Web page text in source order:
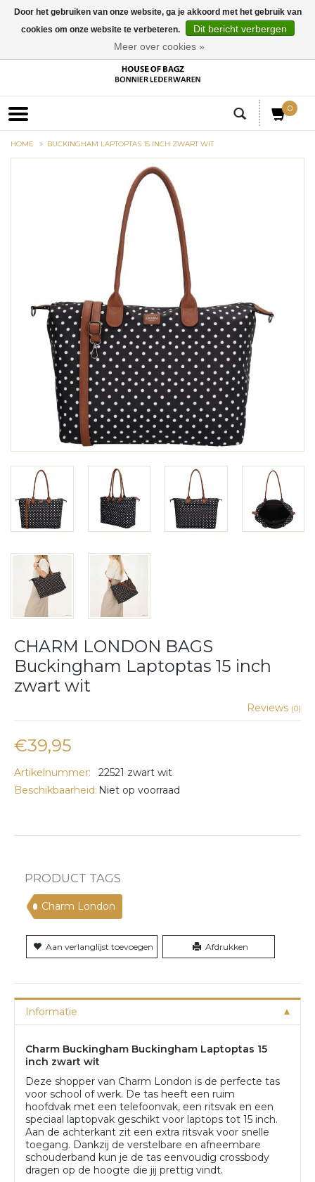
0
HOME BUCKINGHAM LAPTOPTAS 15 INCH ZWART WIT
CHARM LONDON BAGS
Buckingham Laptoptas 15 inch
zwart wit
Reviews (0)
€39,95
Artikelnummer:
22521 zwart wit
Beschikbaarheid: Niet op voorraad
PRODUCT TAGS
Charm London
Aan verlanglijst toevoegen Afdrukken
Informatie
Charm Buckingham Buckingham Laptoptas 15
inch zwart wit
Deze shopper van Charm London is de perfecte tas
voor school of werk. De tas heeft een ruim
hoofdvak met een telefoonvak, een ritsvak en een
speciaal laptopvak geschikt voor laptops tot 15 inch.
Aan de achterkant zit een extra ritsvak voor snelle
toegang. Dankzij de verstelbare en afneembare
schouderband kun je de tas eenvoudig crossbody
dragen op de hoogte die jij prettig vindt.
Door het gebruiken van onze website, ga je akkoord met het gebruik van
cookies om onze website te verbeteren.
Dit bericht verbergen
Meer over cookies »